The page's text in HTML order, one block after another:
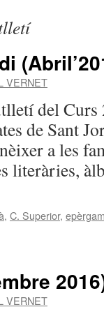
VERNET
del
de Sant
a les
literàries,
, C. Superior,
VERNET